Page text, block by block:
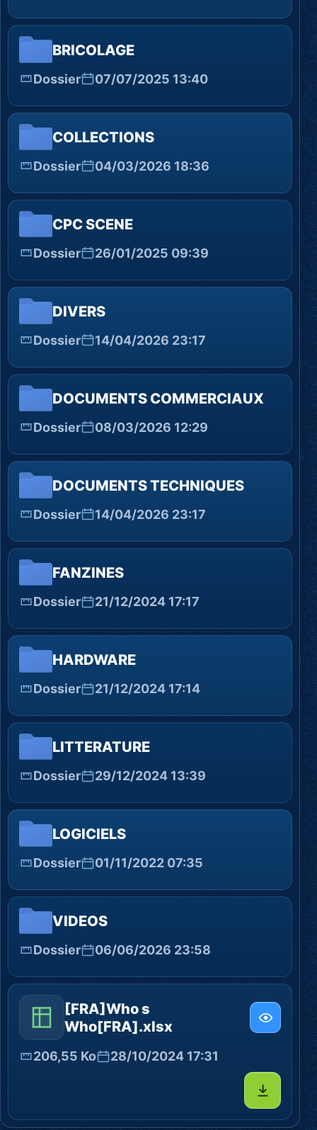
BRICOLAGE
Dossier 07/07/2025 13:40
COLLECTIONS
Dossier 04/03/2026 18:36
CPC SCENE
Dossier 26/01/2025 09:39
DIVERS
Dossier 14/04/2026 23:17
DOCUMENTS COMMERCIAUX
Dossier 08/03/2026 12:29
DOCUMENTS TECHNIQUES
Dossier 14/04/2026 23:17
FANZINES
Dossier 21/12/2024 17:17
HARDWARE
Dossier 21/12/2024 17:14
LITTERATURE
Dossier 29/12/2024 13:39
LOGICIELS
Dossier 01/11/2022 07:35
VIDEOS
Dossier 06/06/2026 23:58
[FRA]Who s
Who[FRA].xlsx
206,55 Ko 28/10/2024 17:31